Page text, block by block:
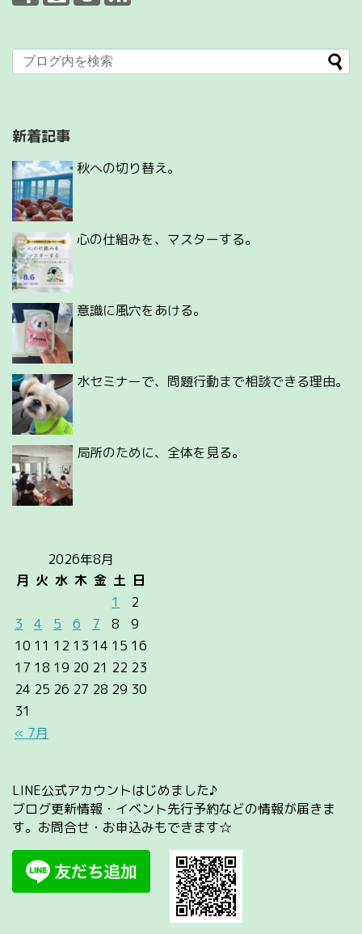
新着記事
秋への切り替え。
心の仕組みを、マスターする。
意識に風穴をあける。
水セミナーで、問題行動まで相談できる理由。
局所のために、全体を見る。
2026年8月
月 火 水 木 金 土 日
« 7月
1
2
3
4 5 6 7 8
9
10 11 12 13 14 15 16
17 18 19 20 21 22 23
24 25 26 27 28 29 30
31
LINE公式アカウントはじめました♪
ブログ更新情報・イベント先行予約などの情報が届きま
す。お問合せ・お申込みもできます☆